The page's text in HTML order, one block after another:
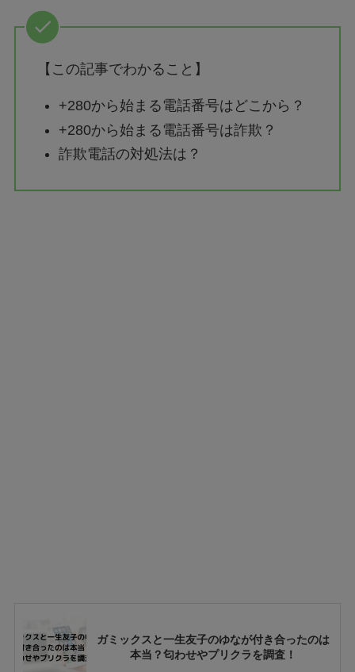
【この記事でわかること】
+280から始まる電話番号はどこから？
+280から始まる電話番号は詐欺？
詐欺電話の対処法は？
ガミックスと一生友子のゆなが付き合ったのは
本当？匂わせやプリクラを調査！